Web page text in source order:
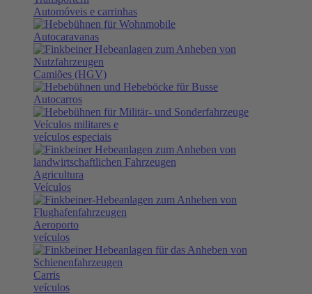
Automóveis e carrinhas
Autocaravanas
Camiões (HGV)
Autocarros
Veículos militares e
veículos especiais
Agricultura
Veículos
Aeroporto
veículos
Carris
veículos